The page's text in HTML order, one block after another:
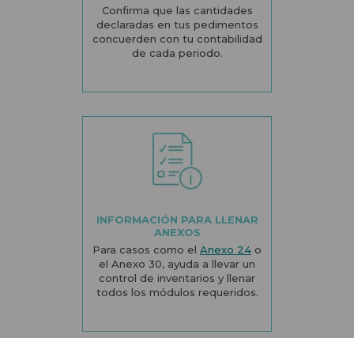
Confirma que las cantidades
declaradas en tus pedimentos
concuerden con tu contabilidad
de cada periodo.
INFORMACIÓN PARA LLENAR
ANEXOS
Para casos como el Anexo 24 o
el Anexo 30, ayuda a llevar un
control de inventarios y llenar
todos los módulos requeridos.